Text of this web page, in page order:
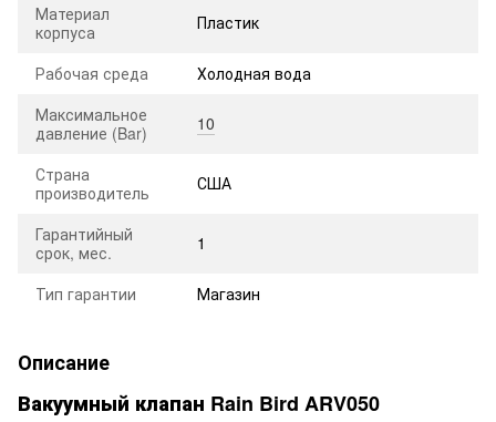
Материал
корпуса
Пластик
Рабочая среда
Холодная вода
Максимальное
давление (Bar)
10
Страна
производитель
США
Гарантийный
срок, мес.
1
Тип гарантии Магазин
Описание
Вакуумный клапан Rain Bird ARV050